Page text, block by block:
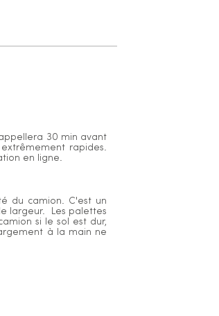
30 min avant
rapides.
en ligne.
du camion. C'est un
largeur. Les palettes
si le sol est dur,
à la main ne